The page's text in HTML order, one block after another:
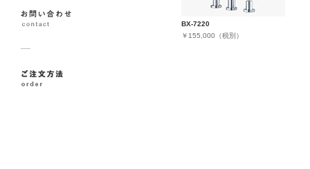
BX-7220
￥155,000（税別）